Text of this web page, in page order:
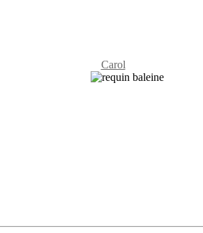
Carol